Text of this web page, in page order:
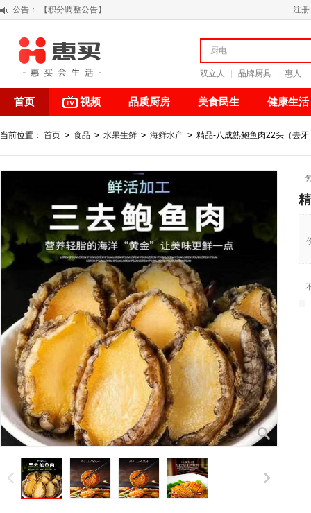
公告：
阳春三月 惠买带你感受第一颗黄果柑的清新甘甜
关于假冒我公司“惠买小程序“的声明
【公告】防诈骗提醒
注册
双立人 品牌厨具 惠人
首页 视频 品质厨房 美食民生 健康生活
当前位置： 首页 > 食品 > 水果生鲜 > 海鲜水产 > 精品-八成熟鲍鱼肉22头（去